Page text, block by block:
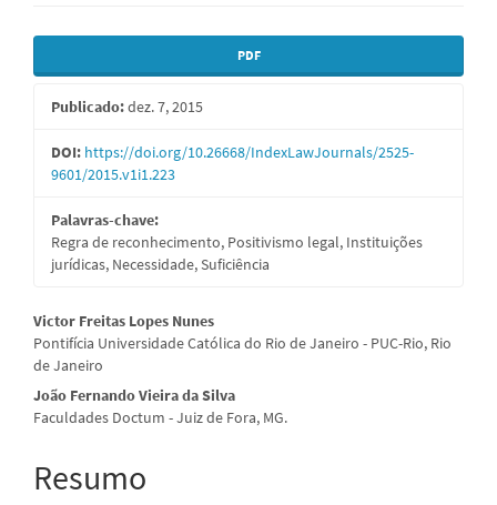
Barra
lateral
de
artigos
PDF
Publicado:dez. 7, 2015
DOI: https://doi.org/10.26668/IndexLawJournals/2525-
9601/2015.v1i1.223
Palavras-chave:
Regra de reconhecimento, Positivismo legal, Instituições
jurídicas, Necessidade, Suficiência
Conteúdo
do
artigo
principal
Victor Freitas Lopes Nunes
Pontifícia Universidade Católica do Rio de Janeiro - PUC-Rio, Rio
de Janeiro
João Fernando Vieira da Silva
Faculdades Doctum - Juiz de Fora, MG.
Resumo